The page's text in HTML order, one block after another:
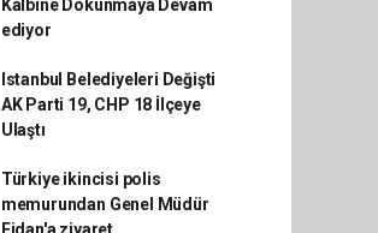
Kalbine Dokunmaya Devam
ediyor
Istanbul Belediyeleri Değişti
AK Parti 19, CHP 18 İlçeye
Ulaştı
Türkiye ikincisi polis
memurundan Genel Müdür